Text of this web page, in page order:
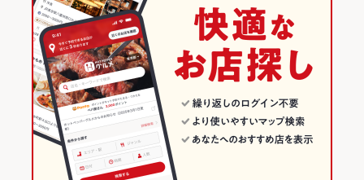
食べ放題 あり
カクテル充実、焼酎充実、日本酒充実
お子様連れ お子様連れOK
ウェディン
グパーティ
ー二次会
－
※その他お気軽にお問い合わせください。
名古屋駅のグルメランキング
名古屋駅の焼肉・ホルモンランキング